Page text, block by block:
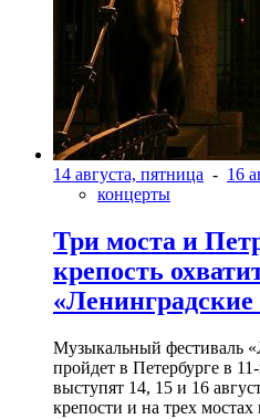
14 августа, пятница - 16
концерты
Три моста и
крепость
Музыкальный фестиваль
пройдет в Петербурге в
выступят 14, 15 и 16
крепости и на трех